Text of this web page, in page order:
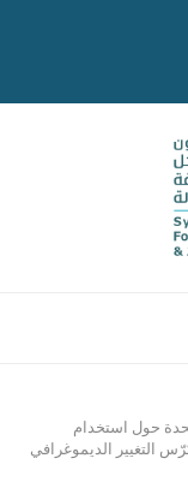
حول استخدام
التغيير الديموغرافي